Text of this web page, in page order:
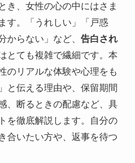
き、女性の心の中にはさま
す。「うれしい」「戸惑
からない」など、 告白され
とても複雑で繊細です。本
のリアルな体験や心理をも
と伝える理由や、保留期間
、断るときの配慮など、具
を徹底解説します。自分の
合いたい方や、返事を待つ